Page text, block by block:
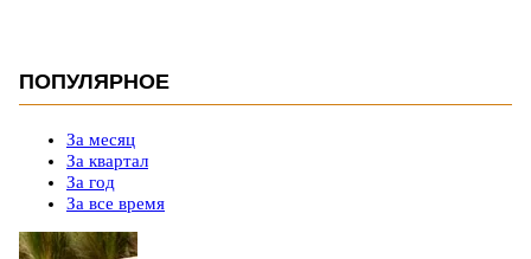
ПОПУЛЯРНОЕ
За месяц
За квартал
За год
За все время